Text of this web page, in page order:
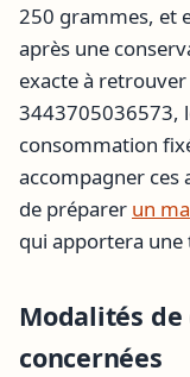
250 grammes, et
après une
exacte à retrouver
3443705036573,
consommation
accompagner ces
de préparer un
qui apportera une
Modalités
concernées